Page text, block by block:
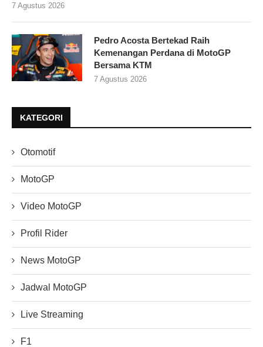
7 Agustus 2026
Pedro Acosta Bertekad Raih
Kemenangan Perdana di MotoGP
Bersama KTM
7 Agustus 2026
KATEGORI
Otomotif
MotoGP
Video MotoGP
Profil Rider
News MotoGP
Jadwal MotoGP
Live Streaming
F1